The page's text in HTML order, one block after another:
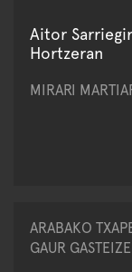
Aitor
Hortzeran
MIRARI
ARABAKO
GAUR